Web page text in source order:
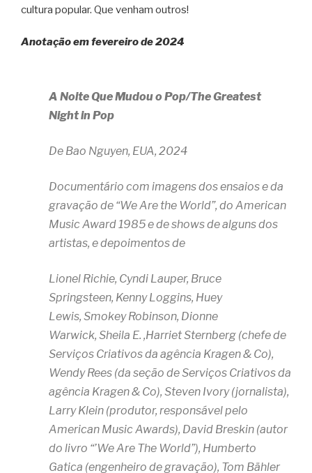
cultura popular. Que venham outros!
Anotação em fevereiro de 2024
A Noite Que Mudou o Pop/The Greatest
Night in Pop
De Bao Nguyen, EUA, 2024
Documentário com imagens dos ensaios e da
gravação de “We Are the World”, do American
Music Award 1985 e de shows de alguns dos
artistas, e depoimentos de
Lionel Richie, Cyndi Lauper, Bruce
Springsteen, Kenny Loggins, Huey
Lewis, Smokey Robinson, Dionne
Warwick, Sheila E. ,Harriet Sternberg (chefe de
Serviços Criativos da agência Kragen & Co),
Wendy Rees (da seção de Serviços Criativos da
agência Kragen & Co), Steven Ivory (jornalista),
Larry Klein (produtor, responsável pelo
American Music Awards), David Breskin (autor
do livro “’We Are The World”), Humberto
Gatica (engenheiro de gravação), Tom Bähler